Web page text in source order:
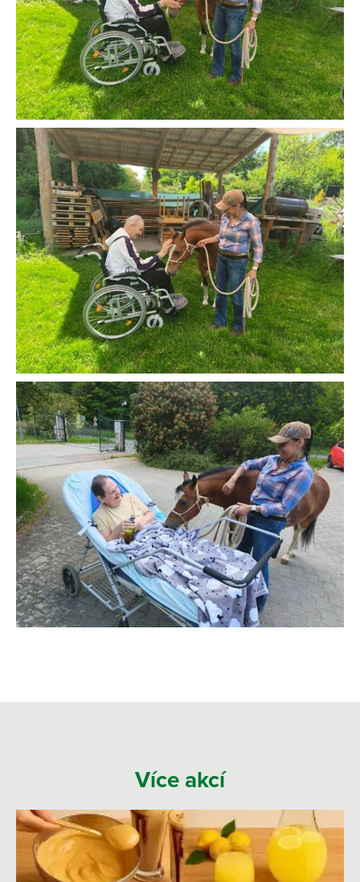
Více akcí